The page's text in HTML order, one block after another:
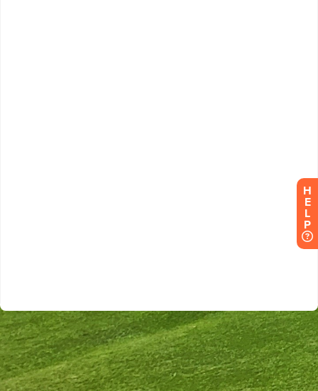
H
E
L
P